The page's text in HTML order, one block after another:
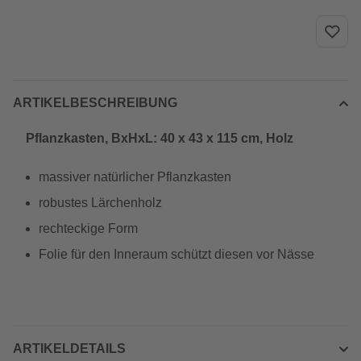
ARTIKELBESCHREIBUNG
Pflanzkasten, BxHxL: 40 x 43 x 115 cm, Holz
massiver natürlicher Pflanzkasten
robustes Lärchenholz
rechteckige Form
Folie für den Inneraum schützt diesen vor Nässe
ARTIKELDETAILS